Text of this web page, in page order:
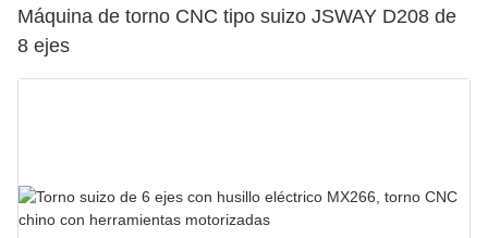
Máquina de torno CNC tipo suizo JSWAY D208 de
8 ejes